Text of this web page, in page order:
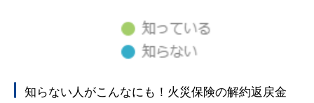
知らない人がこんなにも！火災保険の解約返戻金